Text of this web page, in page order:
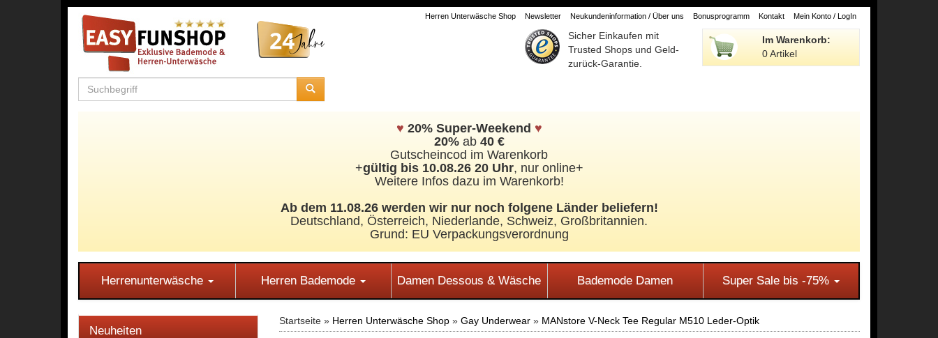
Herren Unterwäsche Shop Newsletter Neukundeninformation / Über uns Bonusprogramm Kontakt Mein Konto / LogIn
Sicher Einkaufen mit
Trusted Shops und Geld-
zurück-Garantie.
Im Warenkorb:
0 Artikel
♥ 20% Super-Weekend ♥
20%ab 40 €
Gutscheincod im Warenkorb
+gültig bis 10.08.26 20 Uhr, nur online+
Weitere Infos dazu im Warenkorb!
Ab dem 11.08.26 werden wir nur noch folgene Länder beliefern!
Deutschland, Österreich, Niederlande, Schweiz, Großbritannien.
Grund: EU Verpackungsverordnung
Herrenunterwäsche Herren Bademode Damen Dessous & Wäsche Bademode Damen Super Sale bis -75%
Neuheiten
Startseite » Herren Unterwäsche Shop » Gay Underwear» MANstore V-Neck Tee Regular M510 Leder-Optik